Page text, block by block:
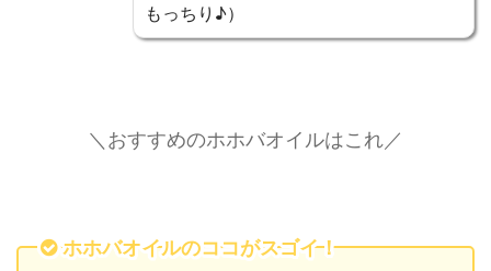
もっちり♪）
＼おすすめのホホバオイルはこれ／
ホホバオイルのココがスゴイ！